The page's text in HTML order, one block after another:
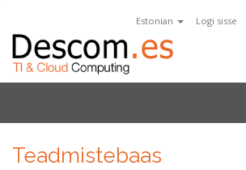
Estonian Logi sisse
Teadmistebaas